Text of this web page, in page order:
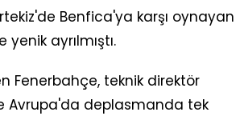
Benfica'ya karşı oynayan
ayrılmıştı.
Fenerbahçe, teknik direktör
Avrupa'da deplasmanda tek